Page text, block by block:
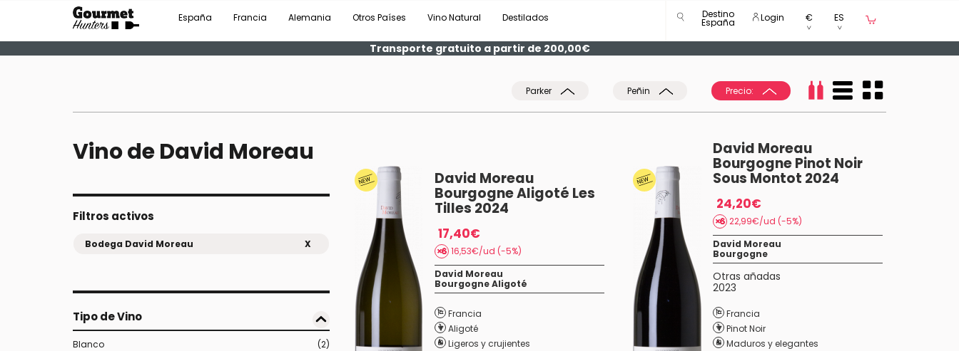
España Francia Alemania Otros Países Vino Natural Destilados Destino
España Login € ES
Transporte gratuito a partir de 200,00€
Parker Peñin Precio:
Vino de David Moreau
Filtros activos
Bodega David Moreau X
Tipo de Vino
Blanco
(2)
David Moreau
Bourgogne Aligoté Les
Tilles 2024
17,40€
16,53€/ud (-5%)
David Moreau
Bourgogne Aligoté
Francia
Aligoté
Ligeros y crujientes
David Moreau
Bourgogne Pinot Noir
Sous Montot 2024
24,20€
22,99€/ud (-5%)
David Moreau
Bourgogne
Otras añadas
2023
Francia
Pinot Noir
Maduros y elegantes